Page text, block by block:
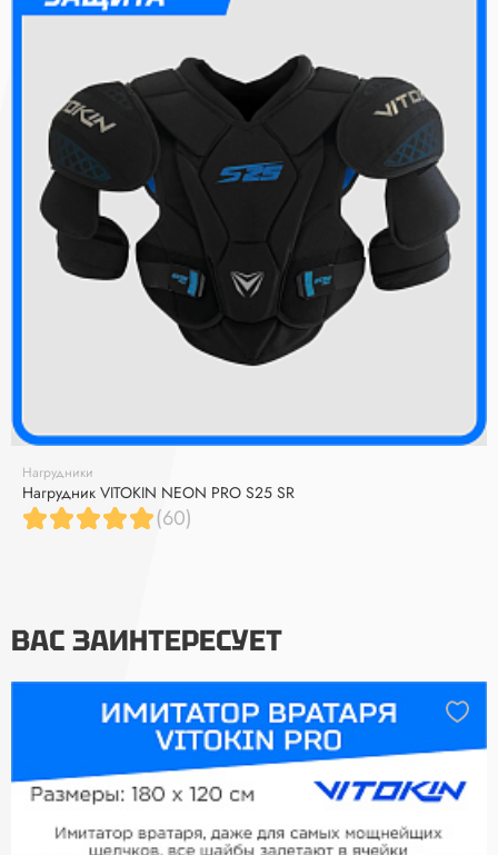
Нагрудники
Нагрудник VITOKIN NEON PRO S25 SR
(60)
ВАС ЗАИНТЕРЕСУЕТ